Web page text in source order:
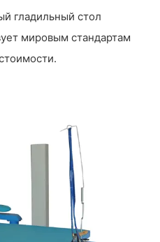
гладильный стол
мировым стандартам